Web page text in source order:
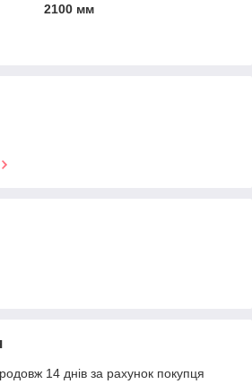
2100 мм
14 днів за рахунок покупця